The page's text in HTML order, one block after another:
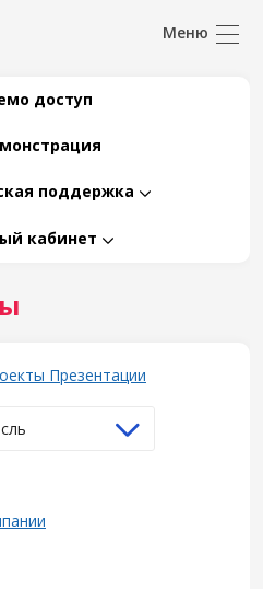
доступ
поддержка
кабинет
Презентации